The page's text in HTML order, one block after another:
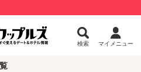
検索 マイメニュー